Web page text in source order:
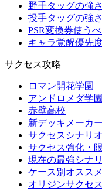
野手タッグの強
投手タッグの強
PSR変換券使う
キャラ覚醒優先
サクセス攻略
ロマン開花学園
アンドロメダ学
赤壁高校
新デッキメーカ
サクセスシナリ
サクセス強化・
現在の最強シナ
ケース別オスス
オリジンサクセ